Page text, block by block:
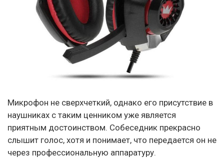
Микрофон не сверхчеткий, однако его присутствие в
наушниках с таким ценником уже является
приятным достоинством. Собеседник прекрасно
слышит голос, хотя и понимает, что передается он не
через профессиональную аппаратуру.